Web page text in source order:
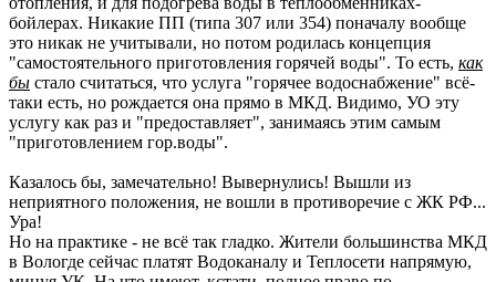
бойлерах. Никакие ПП (типа 307 или 354) поначалу вообще
это никак не учитывали, но потом родилась концепция
"самостоятельного приготовления горячей воды". То есть, как
бы стало считаться, что услуга "горячее водоснабжение" всё-
таки есть, но рождается она прямо в МКД. Видимо, УО эту
услугу как раз и "предоставляет", занимаясь этим самым
"приготовлением гор.воды".
Казалось бы, замечательно! Вывернулись! Вышли из
неприятного положения, не вошли в противоречие с ЖК РФ...
Ура!
Но на практике - не всё так гладко. Жители большинства МКД
в Вологде сейчас платят Водоканалу и Теплосети напрямую,